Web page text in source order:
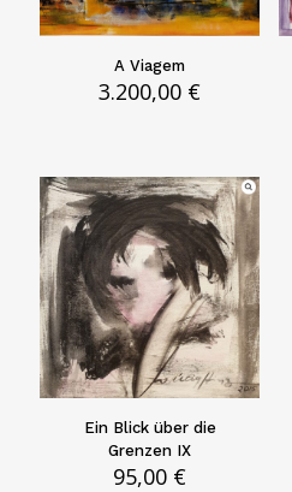
A Viagem
3.200,00 €
Ein Blick über die
Grenzen IX
95,00 €